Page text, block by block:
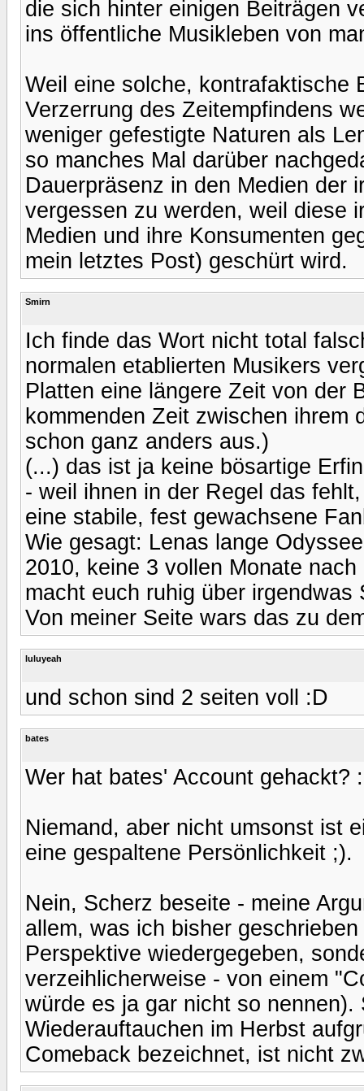
die sich hinter einigen Beiträgen
ins öffentliche Musikleben von
Weil eine solche, kontrafaktische
Verzerrung des Zeitempfindens
weniger gefestigte Naturen als
so manches Mal darüber
Dauerpräsenz in den Medien der
vergessen zu werden, weil diese
Medien und ihre Konsumenten
mein letztes Post) geschürt wird.
Smirn
Ich finde das Wort nicht total
normalen etablierten Musikers
Platten eine längere Zeit von der
kommenden Zeit zwischen ihrem
schon ganz anders aus.)
(...) das ist ja keine bösartige
- weil ihnen in der Regel das
eine stabile, fest gewachsene
Wie gesagt: Lenas lange
2010, keine 3 vollen Monate
macht euch ruhig über
Von meiner Seite wars das zu
luluyeah
und schon sind 2 seiten voll :D
bates
Wer hat bates' Account gehackt?
Niemand, aber nicht umsonst ist
eine gespaltene Persönlichkeit ;).
Nein, Scherz beseite - meine
allem, was ich bisher
Perspektive wiedergegeben,
verzeihlicherweise - von einem
würde es ja gar nicht so
Wiederauftauchen im Herbst
Comeback bezeichnet, ist nicht